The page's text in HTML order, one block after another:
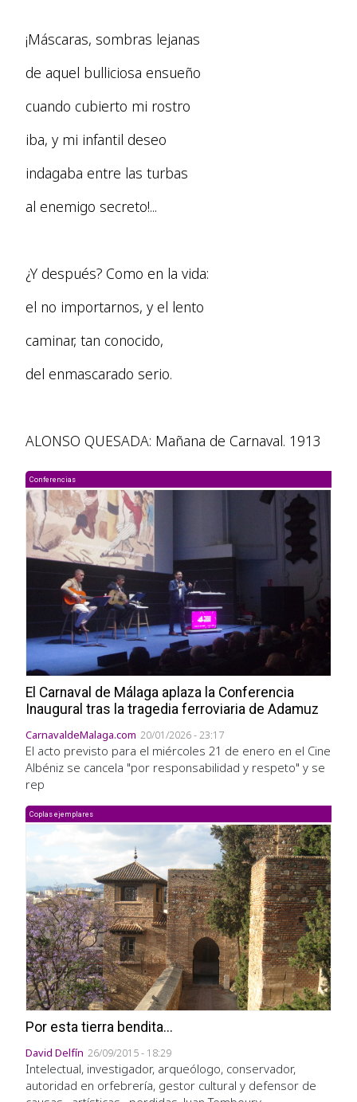
¡Máscaras, sombras lejanas
de aquel bulliciosa ensueño
cuando cubierto mi rostro
iba, y mi infantil deseo
indagaba entre las turbas
al enemigo secreto!...
¿Y después? Como en la vida:
el no importarnos, y el lento
caminar, tan conocido,
del enmascarado serio.
ALONSO QUESADA: Mañana de Carnaval. 1913
Conferencias
El Carnaval de Málaga aplaza la Conferencia
Inaugural tras la tragedia ferroviaria de Adamuz
CarnavaldeMalaga.com 20/01/2026 - 23:17
El acto previsto para el miércoles 21 de enero en el Cine
Albéniz se cancela "por responsabilidad y respeto" y se
rep
Coplas ejemplares
Por esta tierra bendita...
David Delfín 26/09/2015 - 18:29
Intelectual, investigador, arqueólogo, conservador,
autoridad en orfebrería, gestor cultural y defensor de